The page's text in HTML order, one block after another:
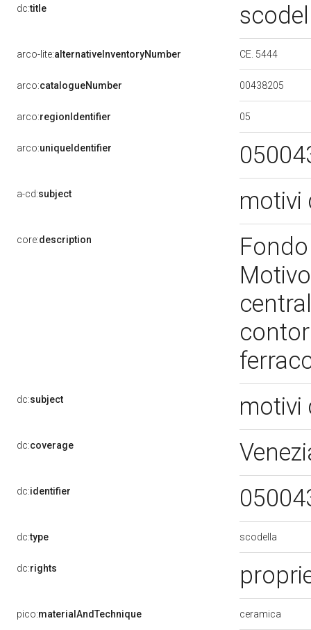
dc:title
arco-lite:alternativeInventoryNumber CE. 5444
arco:catalogueNumber 00438205
arco:regionIdentifier 05
arco:uniqueIdentifier
a-cd:subject motivi
core:description
dc:subject motivi
dc:coverage
dc:identifier
dc:type scodella
dc:rights
pico:materialAndTechnique ceramica